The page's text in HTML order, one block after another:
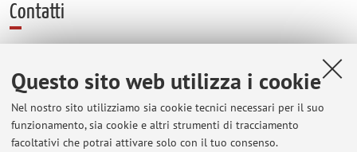
Questo sito web utilizza i cookie
Nel nostro sito utilizziamo sia cookie tecnici necessari per il suo
funzionamento, sia cookie e altri strumenti di tracciamento
facoltativi che potrai attivare solo con il tuo consenso.
Contatti
Altri contatti
Web:
Vai al sito personale